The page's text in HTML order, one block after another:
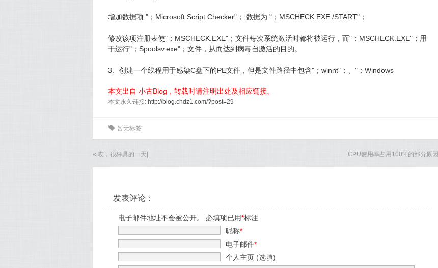
增加数据项:"；Microsoft Script Checker"； 数据为:"；MSCHECK.EXE /START"；
修改该项注册表使"；MSCHECK.EXE"；文件每次系统激活时都将被运行，而"；MSCHECK.EXE"；用
于运行"；Spoolsv.exe"；文件，从而达到病毒自激活的目的。
3、创建一个线程用于感染C盘下的PE文件，但是文件路径中包含"；winnt"；、"；Windows
本文出自 小古Blog，转载时请注明出处及相应链接。
本文永久链接: http://blog.chdz1.com/?post=29
0 暂无标签
« 哎，很杯具的一天 CPU使用率占用100%的部分原因
发表评论：
电子邮件地址不会被公开。 必填项已用*标注
昵称*
电子邮件*
个人主页 (选填)